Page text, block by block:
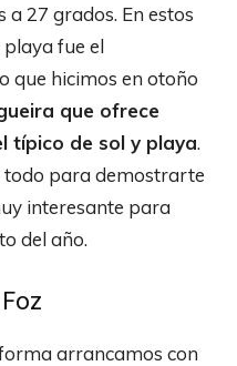
27 grados. En estos
playa fue el
que hicimos en otoño
que ofrece
típico de sol y playa.
todo para demostrarte
interesante para
del año.
arrancamos con